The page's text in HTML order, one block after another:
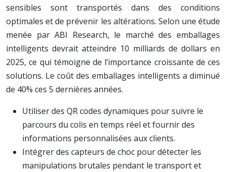
sensibles sont transportés dans des conditions
optimales et de prévenir les altérations. Selon une étude
menée par ABI Research, le marché des emballages
intelligents devrait atteindre 10 milliards de dollars en
2025, ce qui témoigne de l’importance croissante de ces
solutions. Le coût des emballages intelligents a diminué
de 40% ces 5 dernières années.
Utiliser des QR codes dynamiques pour suivre le
parcours du colis en temps réel et fournir des
informations personnalisées aux clients.
Intégrer des capteurs de choc pour détecter les
manipulations brutales pendant le transport et